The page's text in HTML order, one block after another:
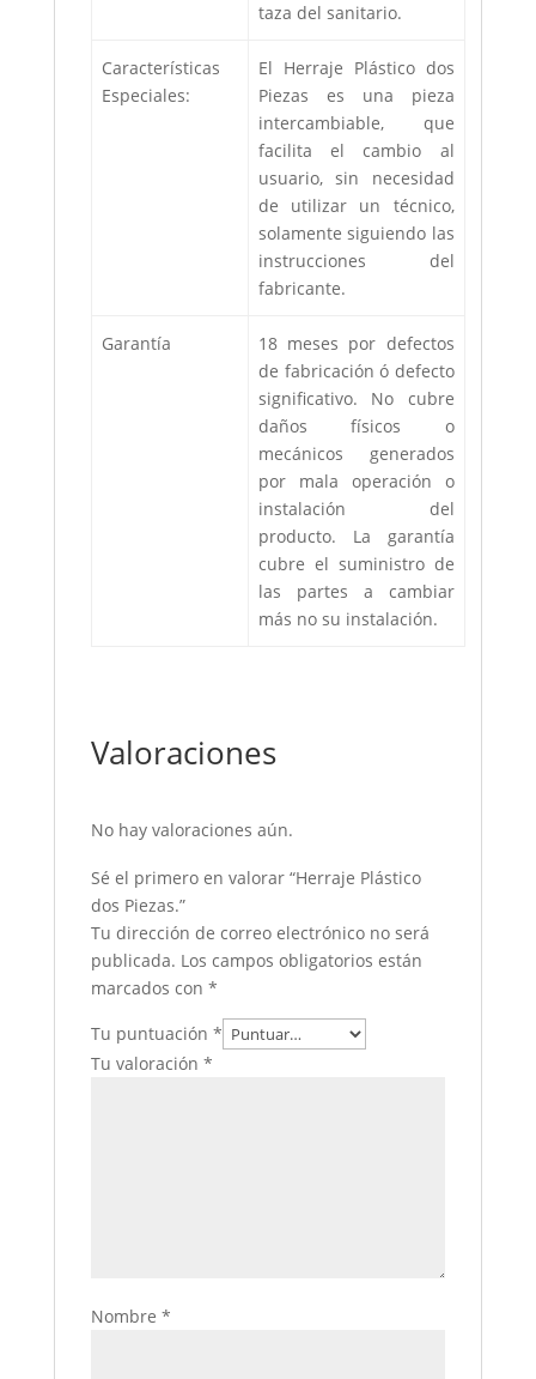
taza del sanitario.
Características
Especiales:
El Herraje Plástico dos
Piezas es una pieza
intercambiable, que
facilita el cambio al
usuario, sin necesidad
de utilizar un técnico,
solamente siguiendo las
instrucciones del
fabricante.
Garantía
18 meses por defectos
de fabricación ó defecto
significativo. No cubre
daños físicos o
mecánicos generados
por mala operación o
instalación del
producto. La garantía
cubre el suministro de
las partes a cambiar
más no su instalación.
Valoraciones
No hay valoraciones aún.
Sé el primero en valorar “Herraje Plástico
dos Piezas.”
Tu dirección de correo electrónico no será
publicada. Los campos obligatorios están
marcados con *
Tu puntuación *
Tu valoración *
Nombre *